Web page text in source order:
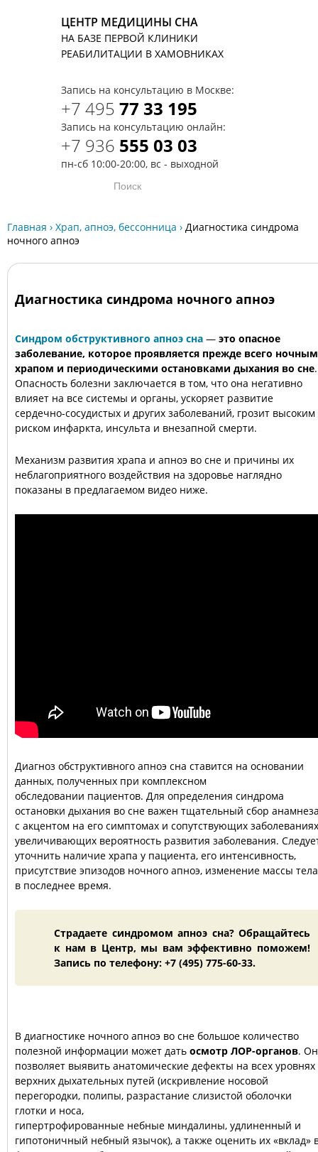
ЦЕНТР МЕДИЦИНЫ СНА
НА БАЗЕ ПЕРВОЙ КЛИНИКИ
РЕАБИЛИТАЦИИ В ХАМОВНИКАХ
Запись на консультацию в Москве:
+7 495 77 33 195
Запись на консультацию онлайн:
+7 936 555 03 03
пн-сб 10:00-20:00, вс - выходной
Главная › Храп, апноэ, бессонница › Диагностика синдрома
ночного апноэ
Диагностика синдрома ночного апноэ
Синдром обструктивного апноэ сна — это опасное
заболевание, которое проявляется прежде всего ночным
храпом и периодическими остановками дыхания во сне.
Опасность болезни заключается в том, что она негативно
влияет на все системы и органы, ускоряет развитие
сердечно-сосудистых и других заболеваний, грозит высоким
риском инфаркта, инсульта и внезапной смерти.
Механизм развития храпа и апноэ во сне и причины их
неблагоприятного воздействия на здоровье наглядно
показаны в предлагаемом видео ниже.
Диагноз обструктивного апноэ сна ставится на основании
данных, полученных при комплексном
обследовании пациентов. Для определения синдрома
остановки дыхания во сне важен тщательный сбор
с акцентом на его симптомах и сопутствующих
увеличивающих вероятность развития заболевания.
уточнить наличие храпа у пациента, его интенсивность,
присутствие эпизодов ночного апноэ, изменение массы тела
в последнее время.
Страдаете синдромом апноэ сна? Обращайтесь
к нам в Центр, мы вам эффективно поможем!
Запись по телефону: +7 (495) 775-60-33.
В диагностике ночного апноэ во сне большое количество
полезной информации может дать осмотр ЛОР-органов. Он
позволяет выявить анатомические дефекты на всех уровнях
верхних дыхательных путей (искривление носовой
перегородки, полипы, разрастание слизистой оболочки
глотки и носа,
гипертрофированные небные миндалины, удлиненный и
гипотоничный небный язычок), а также оценить их «вклад»